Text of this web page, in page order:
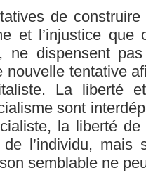
de
et l’injustice que
ne dispensent
nouvelle tentative
La liberté
sont
la liberté
l’individu, mais
semblable ne